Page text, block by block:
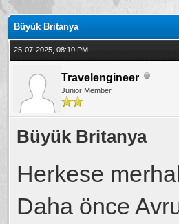
0
Büyük Britanya
25-07-2025, 08:10 PM,
Travelengineer
Junior Member
Büyük Britanya
Herkese
Daha önce